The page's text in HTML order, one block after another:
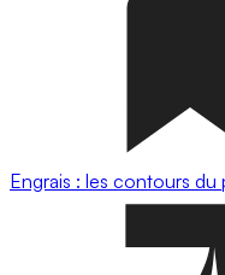
Engrais : les contours du